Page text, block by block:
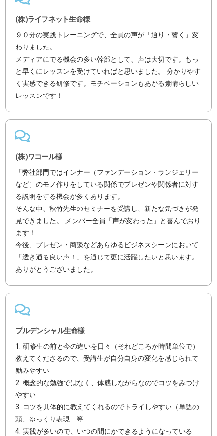
(株)ライフネット生命様
９０分の実践トレーニングで、全員の声が「通り・響く」変
わりました。
メディアにでる機会の多い幹部として、声は大切です。もっ
と早くにレッスンを受けていればと思いました。 分かりやす
く実感できる研修です。モチベーションもあがる素晴らしい
レッスンです！
(株)ワコール様
「弊社部門ではインナー（ファンデーション・ランジェリー
など）のモノ作りをしている関係でプレゼンや関係者に対す
る説明をする機会が多くあります。
そんな中、秋竹先生のセミナーを受講し、新たな気づきが発
見できました。 メンバー全員「声が変わった」と喜んでおり
ます！
今後、プレゼン・商談などあらゆるビジネスシーンにおいて
「透き通る良い声！」を通じて更に活躍したいと思います。
ありがとうございました。
プルデンシャル生命様
1. 研修生の前と今の違いを日々（それどころか時間単位で）
教えてくださるので、受講生が自分自身の変化を感じられて
励みやすい
2. 概念的な勉強ではなく、体感しながらなのでコツをみつけ
やすい
3. コツを具体的に教えてくれるのでトライしやすい（単語の
頭、ゆっくり表現 等
4. 実践が多いので、いつの間にかできるようになっている